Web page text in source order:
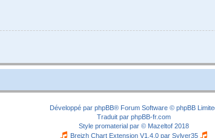
Développé par phpBB® Forum Software © phpBB
Traduit par phpBB-fr.com
Style promaterial par © Mazeltof 2018
Breizh Chart Extension V1.4.0 par Sylver35